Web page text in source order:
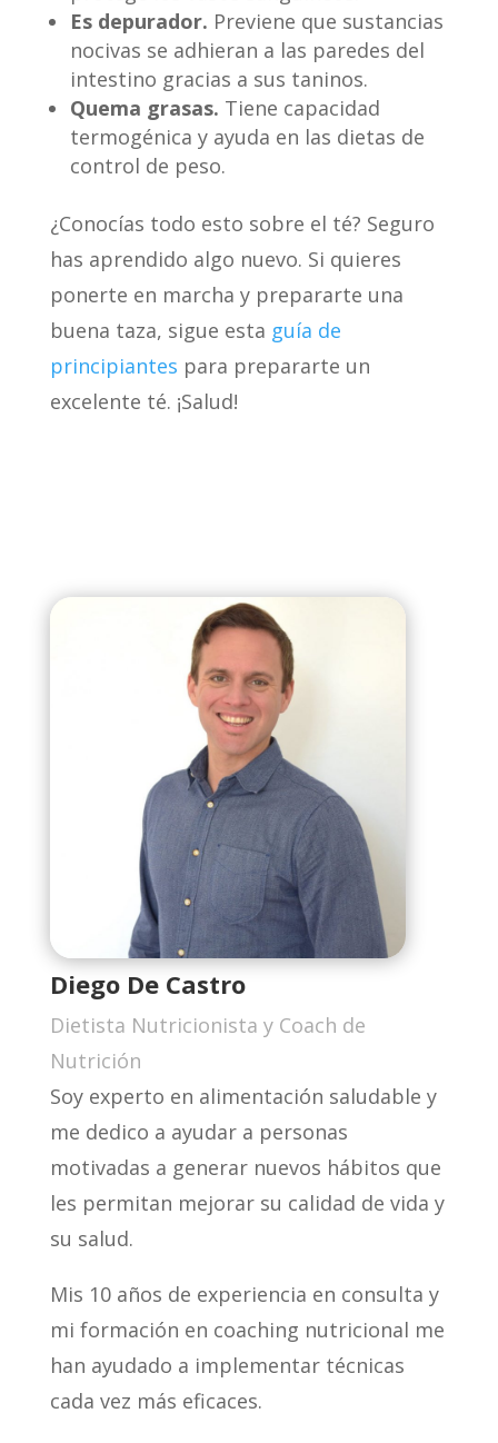
Es depurador. Previene que sustancias
nocivas se adhieran a las paredes del
intestino gracias a sus taninos.
Quema grasas. Tiene capacidad
termogénica y ayuda en las dietas de
control de peso.
¿Conocías todo esto sobre el té? Seguro
has aprendido algo nuevo. Si quieres
ponerte en marcha y prepararte una
buena taza, sigue esta guía de
principiantes para prepararte un
excelente té. ¡Salud!
Diego De Castro
Dietista Nutricionista y Coach de
Nutrición
Soy experto en alimentación saludable y
me dedico a ayudar a personas
motivadas a generar nuevos hábitos que
les permitan mejorar su calidad de vida y
su salud.
Mis 10 años de experiencia en consulta y
mi formación en coaching nutricional me
han ayudado a implementar técnicas
cada vez más eficaces.